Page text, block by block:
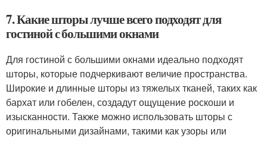
7. Какие шторы лучше всего подходят для
гостиной с большими окнами
Для гостиной с большими окнами идеально подходят
шторы, которые подчеркивают величие пространства.
Широкие и длинные шторы из тяжелых тканей, таких как
бархат или гобелен, создадут ощущение роскоши и
изысканности. Также можно использовать шторы с
оригинальными дизайнами, такими как узоры или